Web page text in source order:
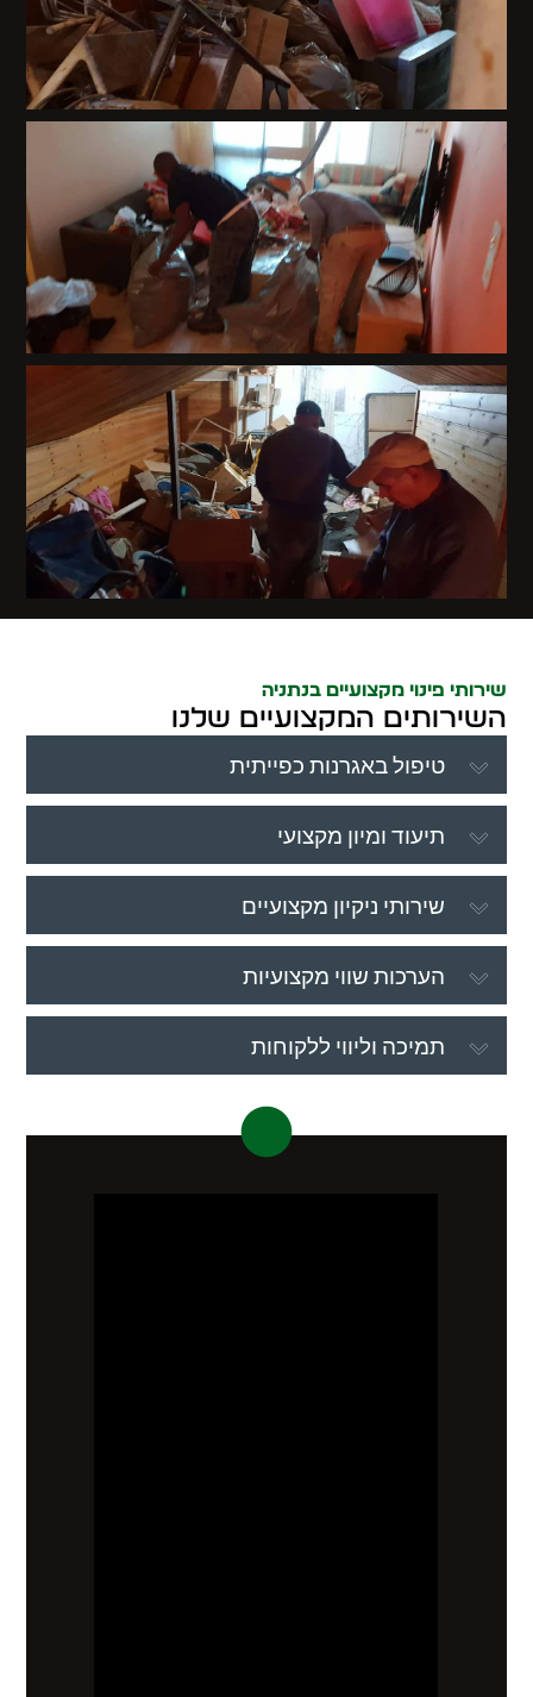
שירותי פינוי מקצועיים בנתניה
השירותים המקצועיים שלנו
טיפול באגרנות כפייתית
תיעוד ומיון מקצועי
שירותי ניקיון מקצועיים
הערכות שווי מקצועיות
תמיכה וליווי ללקוחות